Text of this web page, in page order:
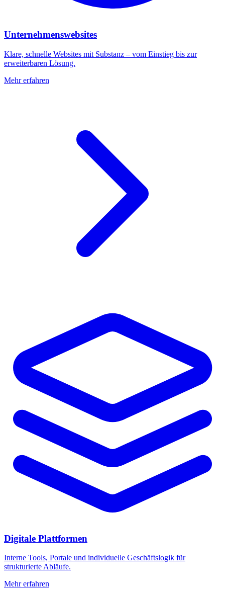
Unternehmenswebsites
Klare, schnelle Websites mit Substanz – vom Einstieg bis zur
erweiterbaren Lösung.
Mehr erfahren
Digitale Plattformen
Interne Tools, Portale und individuelle Geschäftslogik für
strukturierte Abläufe.
Mehr erfahren